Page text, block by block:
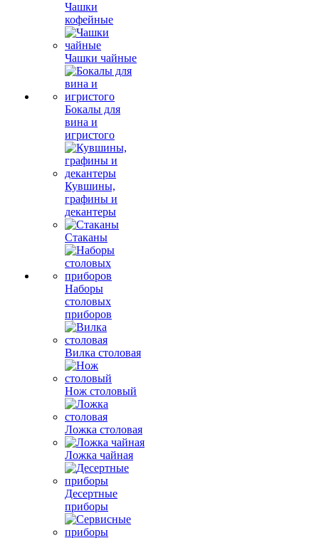
Чашки
кофейные
Чашки чайные
Бокалы для
вина и
игристого
Кувшины,
графины и
декантеры
Стаканы
Наборы
столовых
приборов
Вилка столовая
Нож столовый
Ложка столовая
Ложка чайная
Десертные
приборы